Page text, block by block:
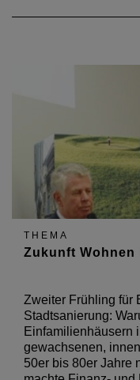
THEMA
Zukunft Wohnen
Zweiter Frühling für
Stadtsanierung:
Einfamilienhäusern
gewachsenen,
50er bis 80er Jahre